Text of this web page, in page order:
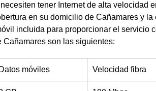
tener Internet de alta velocidad
en su domicilio de Cañamares y
incluida para proporcionar el servicio
son las siguientes:
Datos móviles Velocidad fibra